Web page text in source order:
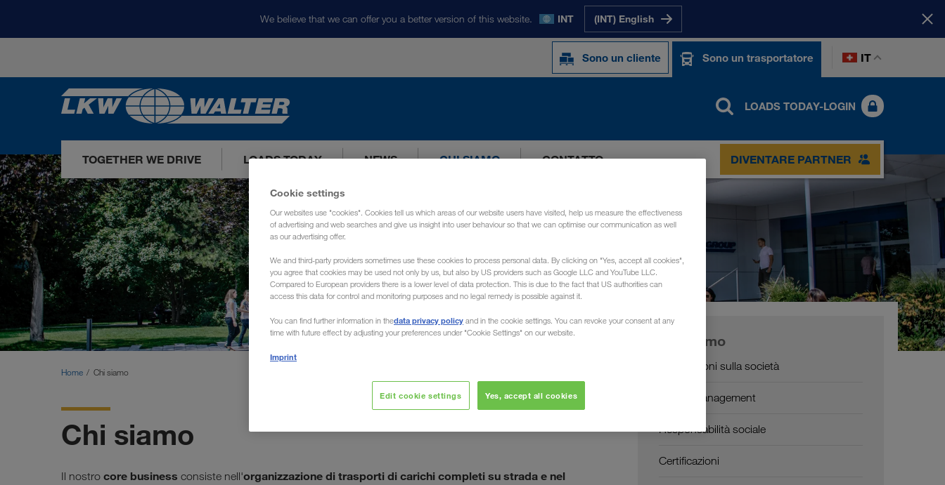
We believe that we can offer you a better version of this website. INT (INT) English
Sono un cliente Sono un trasportatore IT
LOADS TODAY-LOGIN
TOGETHER WE DRIVE LOADS TODAY NEWS CHI SIAMO CONTATTO DIVENTARE PARTNER
Home Chi siamo
Chi siamo
Il nostro core business consiste nell'organizzazione di trasporti di carichi completi su strada e nel
Chi siamo
Informazioni sulla società
SHEQ-Management
Responsabilità sociale
Certificazioni
Cookie settings
Our websites use "cookies". Cookies tell us which areas of our website users have visited, help us measure the effectiveness
of advertising and web searches and give us insight into user behaviour so that we can optimise our communication as well
as our advertising offer.
We and third-party providers sometimes use these cookies to process personal data. By clicking on "Yes, accept all cookies",
you agree that cookies may be used not only by us, but also by US providers such as Google LLC and YouTube LLC.
Compared to European providers there is a lower level of data protection. This is due to the fact that US authorities can
access this data for control and monitoring purposes and no legal remedy is possible against it.
You can find further information in thedata privacy policy and in the cookie settings. You can revoke your consent at any
time with future effect by adjusting your preferences under "Cookie Settings" on our website.
Imprint
Edit cookie settings Yes, accept all cookies